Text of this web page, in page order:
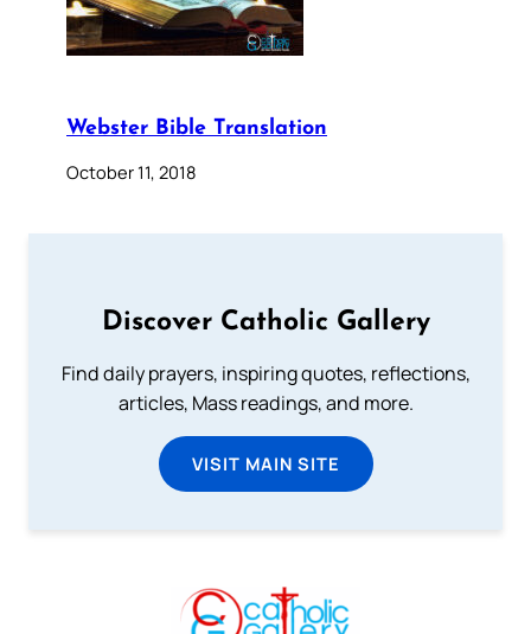
Webster Bible Translation
October 11, 2018
Discover Catholic Gallery
Find daily prayers, inspiring quotes, reflections,
articles, Mass readings, and more.
VISIT MAIN SITE